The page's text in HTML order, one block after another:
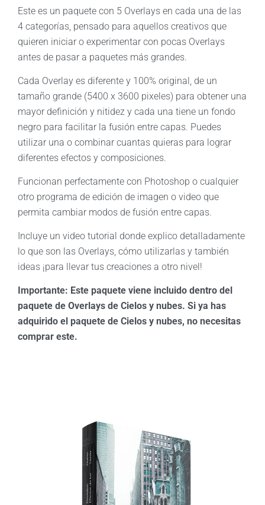
Este es un paquete con 5 Overlays en cada una de las
4 categorías, pensado para aquellos creativos que
quieren iniciar o experimentar con pocas Overlays
antes de pasar a paquetes más grandes.
Cada Overlay es diferente y 100% original, de un
tamaño grande (5400 x 3600 pixeles) para obtener una
mayor definición y nitidez y cada una tiene un fondo
negro para facilitar la fusión entre capas. Puedes
utilizar una o combinar cuantas quieras para lograr
diferentes efectos y composiciones.
Funcionan perfectamente con Photoshop o cualquier
otro programa de edición de imagen o video que
permita cambiar modos de fusión entre capas.
Incluye un video tutorial donde explico detalladamente
lo que son las Overlays, cómo utilizarlas y también
ideas ¡para llevar tus creaciones a otro nivel!
Importante: Este paquete viene incluido dentro del
paquete de Overlays de Cielos y nubes. Si ya has
adquirido el paquete de Cielos y nubes, no necesitas
comprar este.